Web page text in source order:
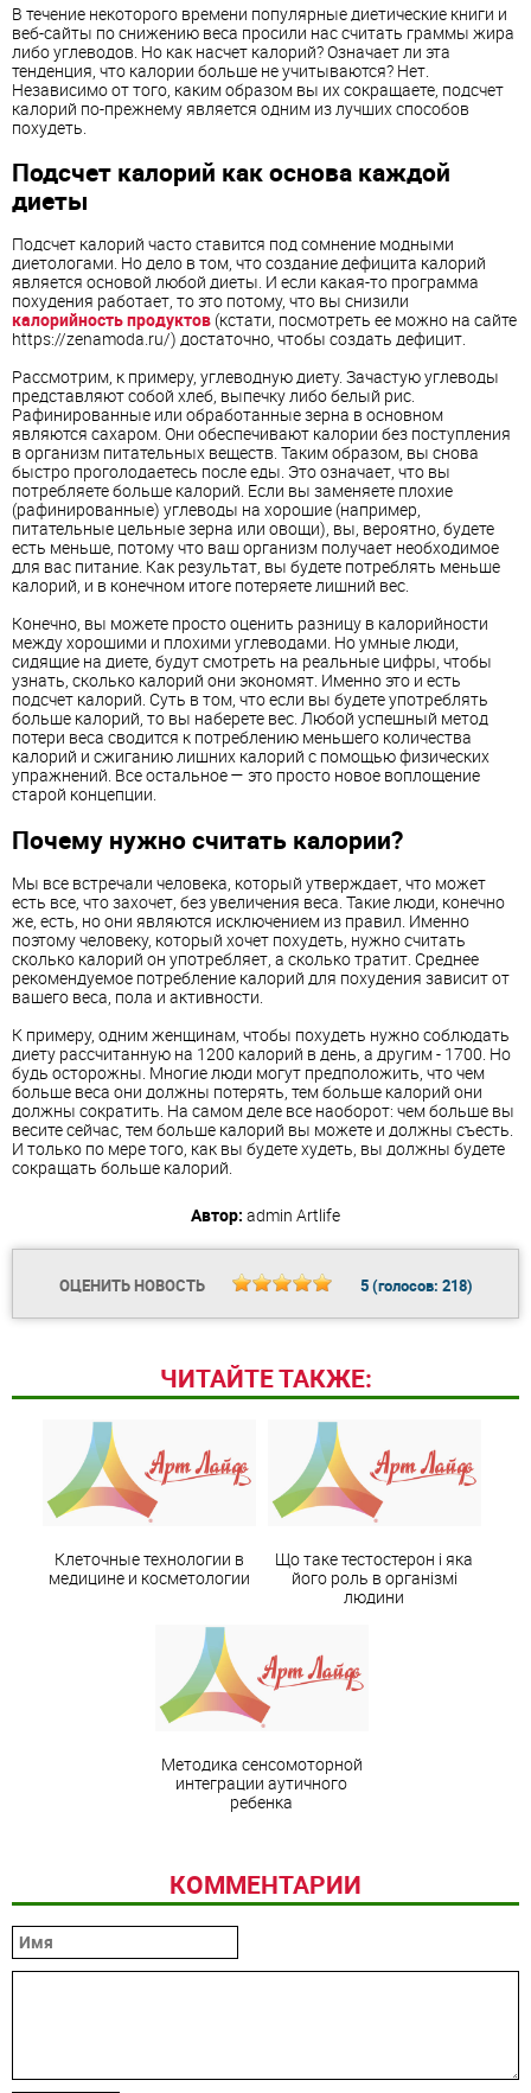
В течение некоторого времени популярные диетические книги и
веб-сайты по снижению веса просили нас считать граммы жира
либо углеводов. Но как насчет калорий? Означает ли эта
тенденция, что калории больше не учитываются? Нет.
Независимо от того, каким образом вы их сокращаете, подсчет
калорий по-прежнему является одним из лучших способов
похудеть.
Подсчет калорий как основа каждой
диеты
Подсчет калорий часто ставится под сомнение модными
диетологами. Но дело в том, что создание дефицита калорий
является основой любой диеты. И если какая-то программа
похудения работает, то это потому, что вы снизили
калорийность продуктов (кстати, посмотреть ее можно на сайте
https://zenamoda.ru/) достаточно, чтобы создать дефицит.
Рассмотрим, к примеру, углеводную диету. Зачастую углеводы
представляют собой хлеб, выпечку либо белый рис.
Рафинированные или обработанные зерна в основном
являются сахаром. Они обеспечивают калории без поступления
в организм питательных веществ. Таким образом, вы снова
быстро проголодаетесь после еды. Это означает, что вы
потребляете больше калорий. Если вы заменяете плохие
(рафинированные) углеводы на хорошие (например,
питательные цельные зерна или овощи), вы, вероятно, будете
есть меньше, потому что ваш организм получает необходимое
для вас питание. Как результат, вы будете потреблять меньше
калорий, и в конечном итоге потеряете лишний вес.
Конечно, вы можете просто оценить разницу в калорийности
между хорошими и плохими углеводами. Но умные люди,
сидящие на диете, будут смотреть на реальные цифры, чтобы
узнать, сколько калорий они экономят. Именно это и есть
подсчет калорий. Суть в том, что если вы будете употреблять
больше калорий, то вы наберете вес. Любой успешный метод
потери веса сводится к потреблению меньшего количества
калорий и сжиганию лишних калорий с помощью физических
упражнений. Все остальное — это просто новое воплощение
старой концепции.
Почему нужно считать калории?
Мы все встречали человека, который утверждает, что может
есть все, что захочет, без увеличения веса. Такие люди, конечно
же, есть, но они являются исключением из правил. Именно
поэтому человеку, который хочет похудеть, нужно считать
сколько калорий он употребляет, а сколько тратит. Среднее
рекомендуемое потребление калорий для похудения зависит от
вашего веса, пола и активности.
К примеру, одним женщинам, чтобы похудеть нужно соблюдать
диету рассчитанную на 1200 калорий в день, а другим - 1700. Но
будь осторожны. Многие люди могут предположить, что чем
больше веса они должны потерять, тем больше калорий они
должны сократить. На самом деле все наоборот: чем больше вы
весите сейчас, тем больше калорий вы можете и должны съесть.
И только по мере того, как вы будете худеть, вы должны будете
сокращать больше калорий.
Автор: admin Artlife
ОЦЕНИТЬ НОВОСТЬ 5(голосов: 218)
ЧИТАЙТЕ ТАКЖЕ:
Клеточные технологии в
медицине и косметологии
Що таке тестостерон і яка
його роль в організмі
людини
Методика сенсомоторной
интеграции аутичного
ребенка
КОММЕНТАРИИ